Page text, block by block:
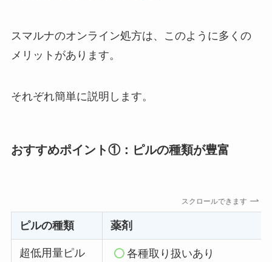
スマルナのオンライン処方は、このように多くの
メリットがあります。
それぞれ簡単に説明します。
おすすめポイント①：ピルの種類が豊富
スクロールできます
ピルの種類 薬剤
超低用量ピル 各種取り扱いあり